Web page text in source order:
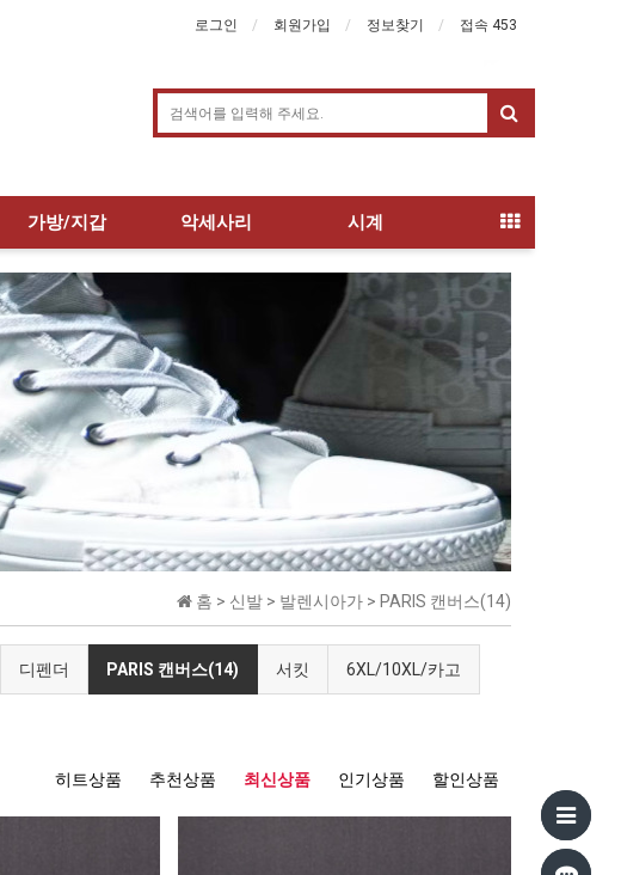
로그인 회원가입 정보찾기 접속 453
가방/지갑 악세사리 시계
홈 > 신발 > 발렌시아가 > PARIS 캔버스(14)
디펜더 PARIS 캔버스(14) 서킷 6XL/10XL/카고
히트상품 추천상품 최신상품 인기상품 할인상품